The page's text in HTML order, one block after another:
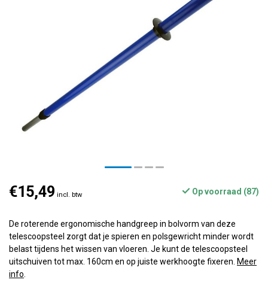
€15,49 incl. btw Op voorraad (87)
De roterende ergonomische handgreep in bolvorm van deze
telescoopsteel zorgt dat je spieren en polsgewricht minder wordt
belast tijdens het wissen van vloeren. Je kunt de telescoopsteel
uitschuiven tot max. 160cm en op juiste werkhoogte fixeren. Meer
info